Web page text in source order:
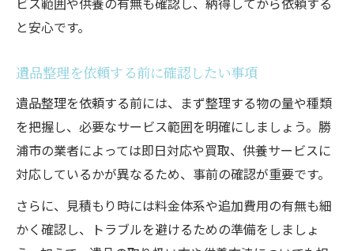
と安心です。
遺品整理を依頼する前に確認したい事項
遺品整理を依頼する前には、まず整理する物の量や種類
を把握し、必要なサービス範囲を明確にしましょう。勝
浦市の業者によっては即日対応や買取、供養サービスに
対応しているかが異なるため、事前の確認が重要です。
さらに、見積もり時には料金体系や追加費用の有無も細
かく確認し、トラブルを避けるための準備をしましょ